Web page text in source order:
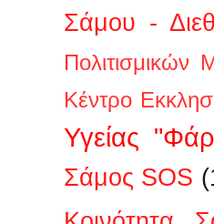
Σάμου -
Πολιτισμικών
Κέντρο
Υγείας
Σάμος SOS